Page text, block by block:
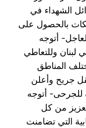
الشهداء في
بالحصول على
أتوجه
لبنان وللتعاطي
المناطق
جريح وأعلن
للجرحى- أتوجه
من كل
التي تضامنت